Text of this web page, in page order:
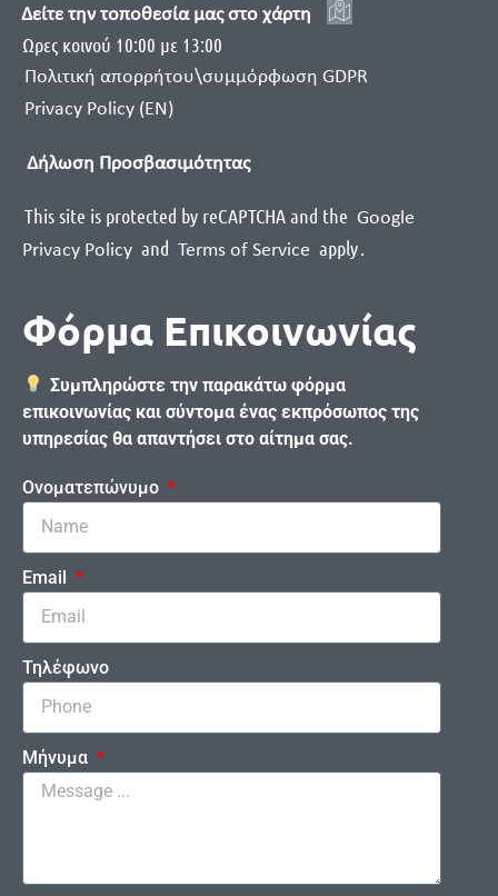
Δείτε την τοποθεσία μας στο χάρτη
Ωρες κοινού 10:00 με 13:00
Πολιτική απορρήτου\συμμόρφωση GDPR
Privacy Policy (EN)
Δήλωση Προσβασιμότητας
This site is protected by reCAPTCHA and the Google
Privacy Policy and Terms of Service apply.
Φόρμα Επικοινωνίας
Συμπληρώστε την παρακάτω φόρμα
επικοινωνίας και σύντομα ένας εκπρόσωπος της
υπηρεσίας θα απαντήσει στο αίτημα σας.
Ονοματεπώνυμο
Email
Τηλέφωνο
Μήνυμα